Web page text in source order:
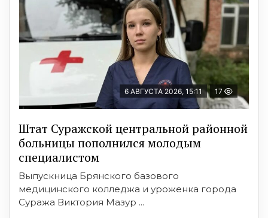
6 АВГУСТА 2026, 15:11 17
Штат Суражской центральной районной
больницы пополнился молодым
специалистом
Выпускница Брянского базового
медицинского колледжа и уроженка города
Суража Виктория Мазур ...